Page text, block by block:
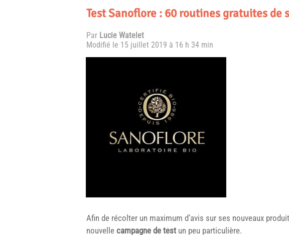
Test Sanoflore : 60 routines gratuites de
Par Lucie Watelet
Modifié le 15 juillet 2019 à 16 h 34 min
Afin de récolter un maximum d’avis sur ses nouveaux
nouvelle campagne de test un peu particulière.